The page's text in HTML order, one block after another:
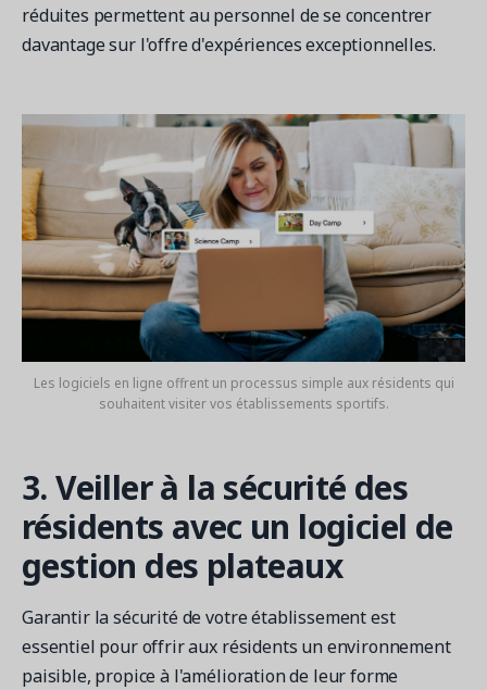
réduites permettent au personnel de se concentrer
davantage sur l'offre d'expériences exceptionnelles.
Les logiciels en ligne offrent un processus simple aux résidents qui
souhaitent visiter vos établissements sportifs.
3. Veiller à la sécurité des
résidents avec un logiciel de
gestion des plateaux
Garantir la sécurité de votre établissement est
essentiel pour offrir aux résidents un environnement
paisible, propice à l'amélioration de leur forme